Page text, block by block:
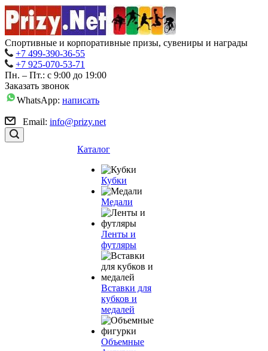
Спортивные и корпоративные призы, сувениры и награды
+7 499-390-36-55
+7 925-070-53-71
Пн. – Пт.: с 9:00 до 19:00
Заказать звонок
WhatsApp: написать
Email: info@prizy.net
Каталог
Кубки
Медали
Ленты и
футляры
Вставки для
кубков и
медалей
Объемные